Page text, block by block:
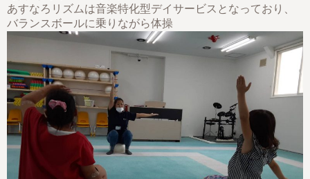
あすなろリズムは音楽特化型デイサービスとなっており、
バランスボールに乗りながら体操